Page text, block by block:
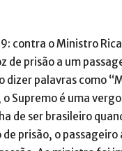
contra o Ministro
de prisão a um
dizer palavras como
Supremo é uma
de ser brasileiro
de prisão, o